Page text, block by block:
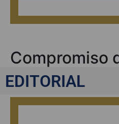
Compromiso
con La Palma
EDITORIAL
EDITORIAL